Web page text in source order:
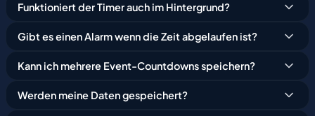
Funktioniert der Timer auch im Hintergrund?
Gibt es einen Alarm wenn die Zeit abgelaufen ist?
Kann ich mehrere Event-Countdowns speichern?
Werden meine Daten gespeichert?